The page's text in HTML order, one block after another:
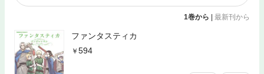
1巻から | 最新刊から
ファンタスティカ
594